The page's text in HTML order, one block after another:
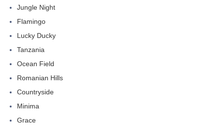
Jungle Night
Flamingo
Lucky Ducky
Tanzania
Ocean Field
Romanian Hills
Countryside
Minima
Grace